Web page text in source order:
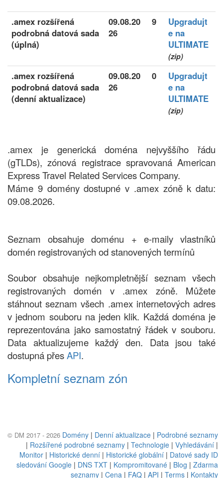
.amex rozšířená
podrobná datová sada
(úplná)
09.08.20
26
9
Upgradujt
e na
ULTIMATE
(zip)
.amex rozšířená
podrobná datová sada
(denní aktualizace)
09.08.20
26
0
Upgradujt
e na
ULTIMATE
(zip)
.amex je generická doména nejvyššího řádu
(gTLDs), zónová registrace spravovaná American
Express Travel Related Services Company.
Máme 9 domény dostupné v .amex zóně k datu:
09.08.2026.
Seznam obsahuje doménu + e-maily vlastníků
domén registrovaných od stanovených termínů
Soubor obsahuje nejkompletnější seznam všech
registrovaných domén v .amex zóně. Můžete
stáhnout seznam všech .amex internetových adres
v jednom souboru na jeden klik. Každá doména je
reprezentována jako samostatný řádek v souboru.
Data aktualizujeme každý den. Data jsou také
dostupná přesAPI.
Kompletní seznam zón
© DM 2017 - 2026 Domény | Denní aktualizace | Podrobné seznamy
| Rozšířené podrobné seznamy | Technologie | Vyhledávání |
Monitor | Historické denní | Historické globální | Datové sady ID
sledování Google | DNS TXT | Kompromitované | Blog | Zdarma
seznamy | Cena | FAQ | API | Terms | Kontakty